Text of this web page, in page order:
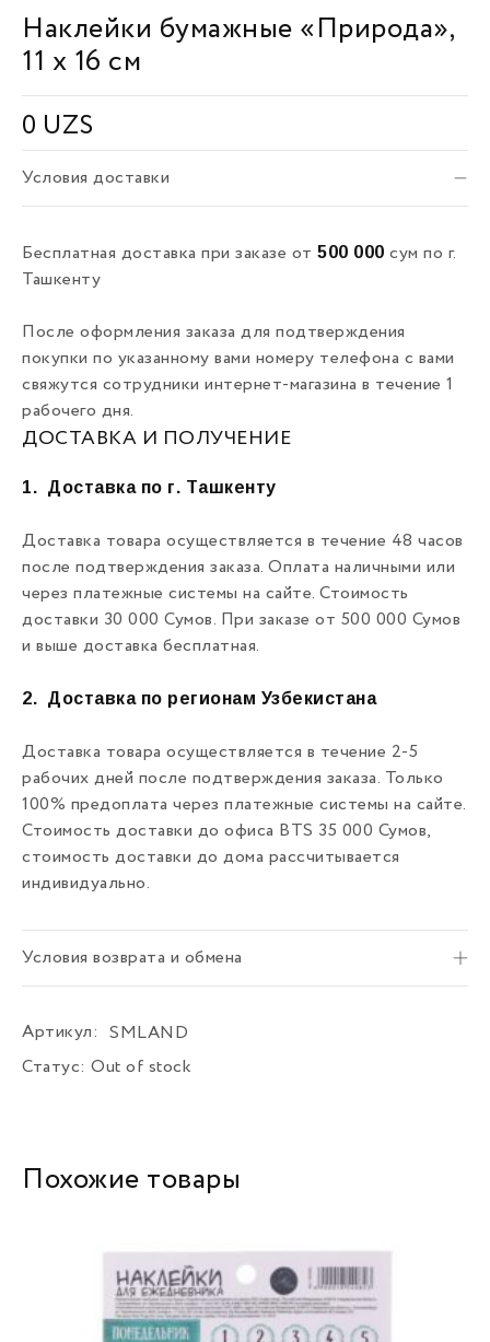
Наклейки бумажные «Природа»,
11 х 16 см
0 UZS
Условия доставки
Бесплатная доставка при заказе от 500 000 сум по г.
Ташкенту
После оформления заказа для подтверждения
покупки по указанному вами номеру телефона с вами
свяжутся сотрудники интернет-магазина в течение 1
рабочего дня.
ДОСТАВКА И ПОЛУЧЕНИЕ
1. Доставка по г. Ташкенту
Доставка товара осуществляется в течение 48 часов
после подтверждения заказа. Оплата наличными или
через платежные системы на сайте. Стоимость
доставки 30 000 Сумов. При заказе от 500 000 Сумов
и выше доставка бесплатная.
2. Доставка по регионам Узбекистана
Доставка товара осуществляется в течение 2-5
рабочих дней после подтверждения заказа. Только
100% предоплата через платежные системы на сайте.
Стоимость доставки до офиса BTS 35 000 Сумов,
стоимость доставки до дома рассчитывается
индивидуально.
Условия возврата и обмена
Артикул:
SMLAND
Статус: Out of stock
Похожие товары